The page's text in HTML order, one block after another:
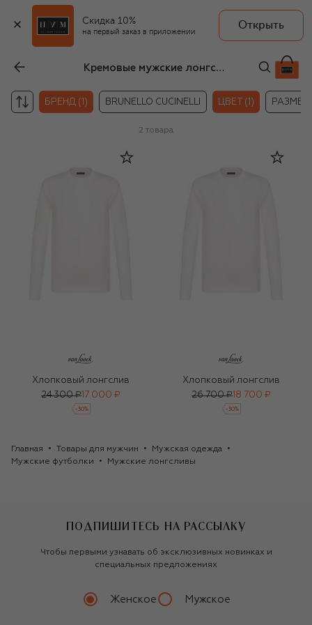
Скидка 10%
на первый заказ в приложении
Открыть
Кремовые мужские лонгсливы Van Laack
БРЕНД (1) BRUNELLO CUCINELLI ЦВЕТ (1) РАЗМЕР
2 товара
Хлопковый лонгслив
24 300 ₽ 17 000 ₽
-30%
Хлопковый лонгслив
26 700 ₽ 18 700 ₽
-30%
Главная Товары для мужчин
Мужская одежда
Мужские футболки
Мужские лонгсливы
ПОДПИШИТЕСЬ НА РАССЫЛКУ
Чтобы первыми узнавать об эксклюзивных новинках и
специальных предложениях
Женское Мужское